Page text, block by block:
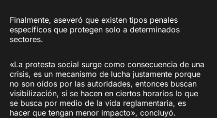
Finalmente, aseveró que existen tipos penales
específicos que protegen solo a determinados
sectores.
«La protesta social surge como consecuencia de una
crisis, es un mecanismo de lucha justamente porque
no son oídos por las autoridades, entonces buscan
visibilización, si se hacen en ciertos horarios lo que
se busca por medio de la vida reglamentaria, es
hacer que tengan menor impacto», concluyó.